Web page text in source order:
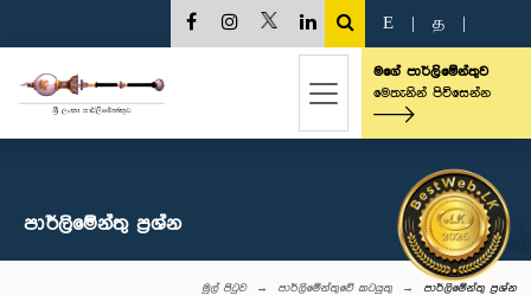
E த
මගේ පාර්ලිමේන්තුව
මෙතැනින් පිවිසෙන්න
පාර්ලි‌මේන්තු‌ ප්‍රශ්න
මුල් පිටුව පාර්ලිමේන්තුවේ කටයුතු පාර්ලි‌මේන්තු‌ ප්‍රශ්න